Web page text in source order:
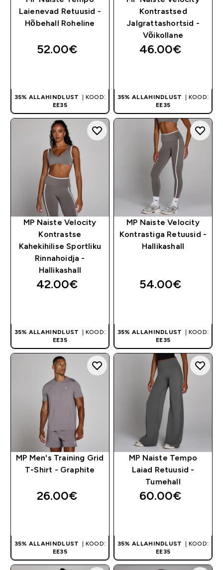
Laienevad Retuusid -
Hõbehall Roheline
52.00€‎
35% ALLAHINDLUST
| KOOD:
EE35
Kontrastsed
Jalgrattashortsid -
Võikollane
46.00€‎
35% ALLAHINDLUST
| KOOD:
EE35
MP Naiste Velocity
Kontrastse
Kahekihilise Sportliku
Rinnahoidja -
Hallikashall
42.00€‎
35% ALLAHINDLUST
| KOOD:
EE35
MP Naiste Velocity
Kontrastiga Retuusid -
Hallikashall
54.00€‎
35% ALLAHINDLUST
| KOOD:
EE35
MP Men's Training Grid
T-Shirt - Graphite
26.00€‎
35% ALLAHINDLUST
| KOOD:
EE35
MP Naiste Tempo
Laiad Retuusid -
Tumehall
60.00€‎
35% ALLAHINDLUST
| KOOD:
EE35